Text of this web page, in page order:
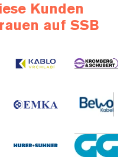
Kunden
auf SSB